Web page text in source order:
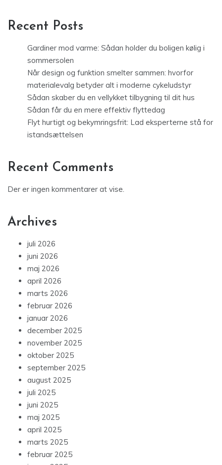
Recent Posts
Gardiner mod varme: Sådan holder du boligen kølig i
sommersolen
Når design og funktion smelter sammen: hvorfor
materialevalg betyder alt i moderne cykeludstyr
Sådan skaber du en vellykket tilbygning til dit hus
Sådan får du en mere effektiv flyttedag
Flyt hurtigt og bekymringsfrit: Lad eksperterne stå for
istandsættelsen
Recent Comments
Der er ingen kommentarer at vise.
Archives
juli 2026
juni 2026
maj 2026
april 2026
marts 2026
februar 2026
januar 2026
december 2025
november 2025
oktober 2025
september 2025
august 2025
juli 2025
juni 2025
maj 2025
april 2025
marts 2025
februar 2025